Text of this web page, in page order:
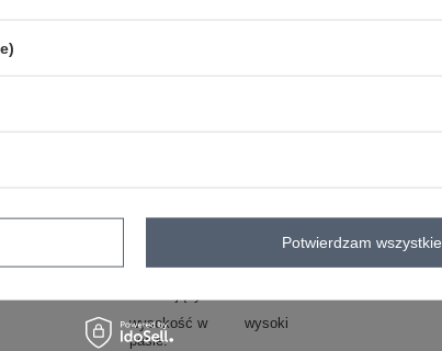
wysokość w
pasie
wysoki
Potwierdzam wszystkie